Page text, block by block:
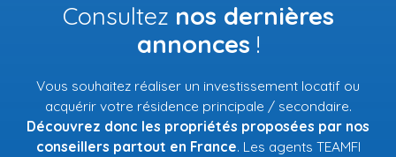
Consultez nos dernières
annonces !
Vous souhaitez réaliser un investissement locatif ou
acquérir votre résidence principale / secondaire.
Découvrez donc les propriétés proposées par nos
conseillers partout en France. Les agents TEAMFI